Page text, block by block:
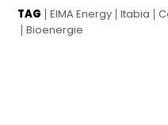
TAG EIMA Energy Itabia
Bioenergie